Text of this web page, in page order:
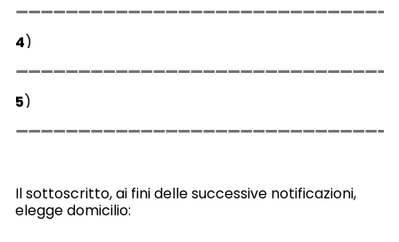
4)
5)
Il sottoscritto, ai fini delle successive notificazioni,
elegge domicilio: